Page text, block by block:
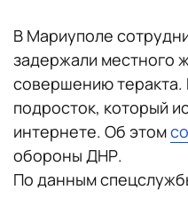
В Мариуполе
задержали местного
совершению теракта.
подросток, который
интернете. Об этом
обороны ДНР.
По данным